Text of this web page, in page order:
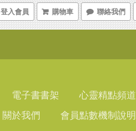
登入會員 購物車 聯絡我們
電子書書架
心靈精點頻道
關於我們 會員點數機制說明